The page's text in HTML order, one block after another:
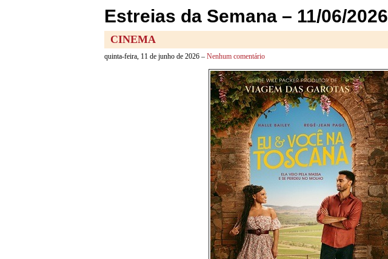
Estreias da Semana – 11/06/2026
CINEMA
quinta-feira, 11 de junho de 2026 – Nenhum comentário